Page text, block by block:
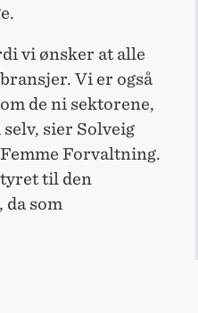
vi ønsker at alle
Vi er også
de ni sektorene,
sier Solveig
Forvaltning.
til den
som